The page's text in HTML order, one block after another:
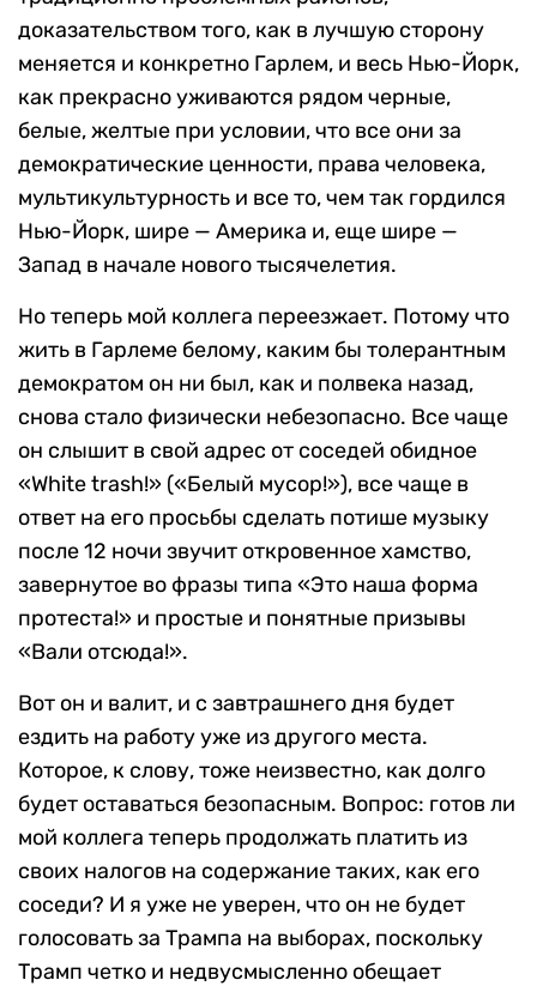
доказательством того, как в лучшую сторону
меняется и конкретно Гарлем, и весь Нью-Йорк,
как прекрасно уживаются рядом черные,
белые, желтые при условии, что все они за
демократические ценности, права человека,
мультикультурность и все то, чем так гордился
Нью-Йорк, шире — Америка и, еще шире —
Запад в начале нового тысячелетия.
Но теперь мой коллега переезжает. Потому что
жить в Гарлеме белому, каким бы толерантным
демократом он ни был, как и полвека назад,
снова стало физически небезопасно. Все чаще
он слышит в свой адрес от соседей обидное
«White trash!» («Белый мусор!»), все чаще в
ответ на его просьбы сделать потише музыку
после 12 ночи звучит откровенное хамство,
завернутое во фразы типа «Это наша форма
протеста!» и простые и понятные призывы
«Вали отсюда!».
Вот он и валит, и с завтрашнего дня будет
ездить на работу уже из другого места.
Которое, к слову, тоже неизвестно, как долго
будет оставаться безопасным. Вопрос: готов ли
мой коллега теперь продолжать платить из
своих налогов на содержание таких, как его
соседи? И я уже не уверен, что он не будет
голосовать за Трампа на выборах, поскольку
Трамп четко и недвусмысленно обещает